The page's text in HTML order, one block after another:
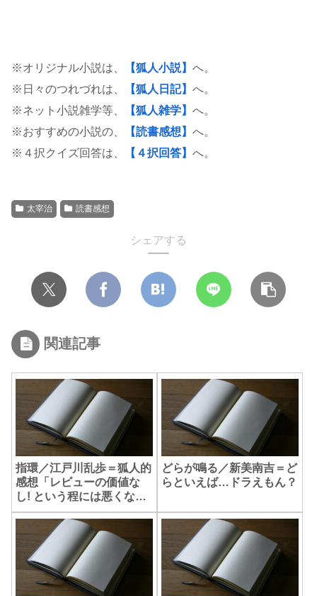
※オリジナル小説は、 【狐人小説】 へ。
※日々のつれづれは、
【狐人日記】 へ。
※ネット小説雑学等、
【狐人雑学】 へ。
※おすすめの小説の、
【読書感想】 へ。
※４択クイズ回答は、
【４択回答】 へ。
太宰治 読書感想
シェアする
関連記事
指環／江戸川乱歩＝狐人的
感想「レビューの価値な
し! という程には悪くない
と思うのです」
どらが鳴る／新美南吉＝ど
らといえば…ドラえもん？